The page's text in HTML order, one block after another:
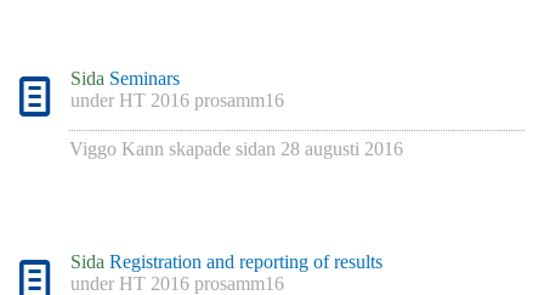
Sida Seminars
under HT 2016 prosamm16
Viggo Kann skapade sidan 28 augusti 2016
Sida Registration and reporting of results
under HT 2016 prosamm16